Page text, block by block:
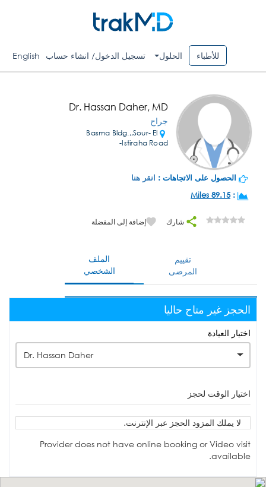
للأطباء الحلول تسجيل الدخول/ انشاء حساب English
Dr. Hassan Daher, MD
جراح
Basma Bldg.,,Sour- El
Istiraha Road-
الحصول على الاتجاهات : انقر هنا
:
89.15 Miles
شارك إضافة إلى المفضلة
الملف
الشخصي
تقييم
المرضى
الحجز غير متاح حاليا
اختيار العيادة
Dr. Hassan Daher
اختيار الوقت لحجز
لا يملك المزود الحجز عبر الإنترنت.
Provider does not have online booking or Video visit
available.